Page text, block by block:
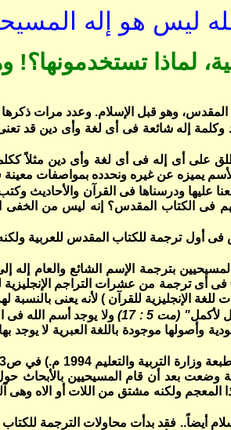
ليس هو إله
لماذا
وكلمة إله شائعة فى أى لغة وأى دين قد
على أى إله فى أى لغة وأى دين مثلاً
يميزه عن غيره ونحدده بمواصفات معينة
عليها ودرسناها فى القرآن والأحاديث
فى الكتاب المقدس؟ إنه ليس من الخفى
فى الكتاب المقدس فى أول ترجمة للكتاب
بترجمة الإسم الشائع والعام إله
الإنجليزية للقرآن ) لأنه يعنى بالنسبة
لأكمل" (مت 5 : 17)
ولا يوجد أسم الله فى
وأصولها موجودة باللغة العبرية لا يوجد
وضعت بعد أن قام المسيحيين بالأبحاث
ولكنه مشتق من اللات أو الاه وهى
أيضاً.. فقد بدأت محاولات الترجمة للكتاب